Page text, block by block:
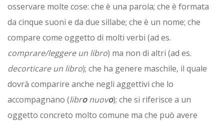
osservare molte cose: che è una parola; che è formata
da cinque suoni e da due sillabe; che è un nome; che
compare come oggetto di molti verbi (ad es.
comprare/leggere un libro) ma non di altri (ad es.
decorticare un libro); che ha genere maschile, il quale
dovrà comparire anche negli aggettivi che lo
accompagnano (libronuovo); che si riferisce a un
oggetto concreto molto comune ma che può avere